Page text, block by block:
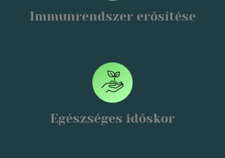
Immunrendszer erősítése
Egészséges időskor